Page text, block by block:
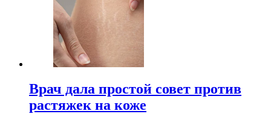
Врач дала простой совет против
растяжек на коже